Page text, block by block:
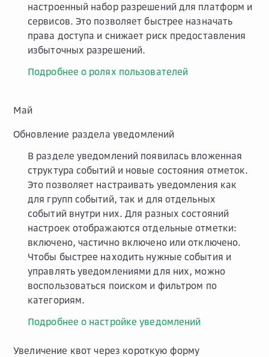
настроенный набор разрешений для платформ и
сервисов. Это позволяет быстрее назначать
права доступа и снижает риск предоставления
избыточных разрешений.
Подробнее о ролях пользователей
Май
Обновление раздела уведомлений
В разделе уведомлений появилась вложенная
структура событий и новые состояния отметок.
Это позволяет настраивать уведомления как
для групп событий, так и для отдельных
событий внутри них. Для разных состояний
настроек отображаются отдельные отметки:
включено, частично включено или отключено.
Чтобы быстрее находить нужные события и
управлять уведомлениями для них, можно
воспользоваться поиском и фильтром по
категориям.
Подробнее о настройке уведомлений
Увеличение квот через короткую форму